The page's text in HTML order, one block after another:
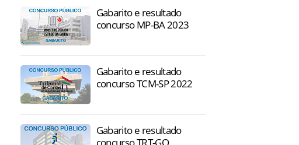
Gabarito e resultado
concurso MP-BA 2023
Gabarito e resultado
concurso TCM-SP 2022
Gabarito e resultado